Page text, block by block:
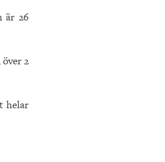
är 26
2
helar